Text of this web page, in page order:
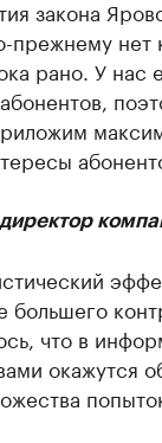
закона
нет
рано. У нас
что в
окажутся